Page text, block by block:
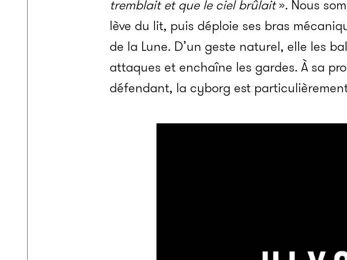
tremblait et que le ciel brûlait». Nous
lève du lit, puis déploie ses bras
de la Lune. D’un geste naturel, elle les
attaques et enchaîne les gardes. À sa
défendant, la cyborg est